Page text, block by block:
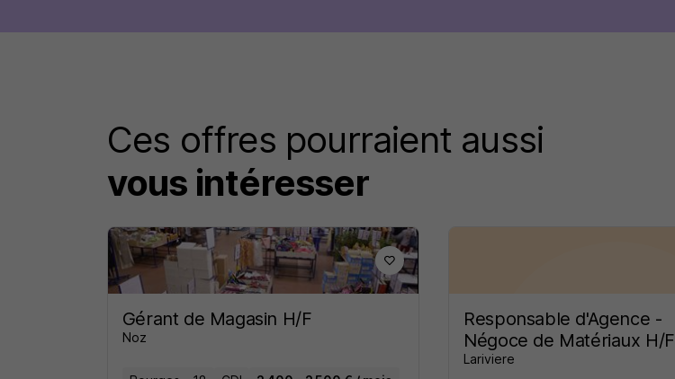
Ces offres pourraient aussi
vous intéresser
Gérant de Magasin H/F
Noz
Responsable d'Agence -
Négoce de Matériaux H/F
Lariviere